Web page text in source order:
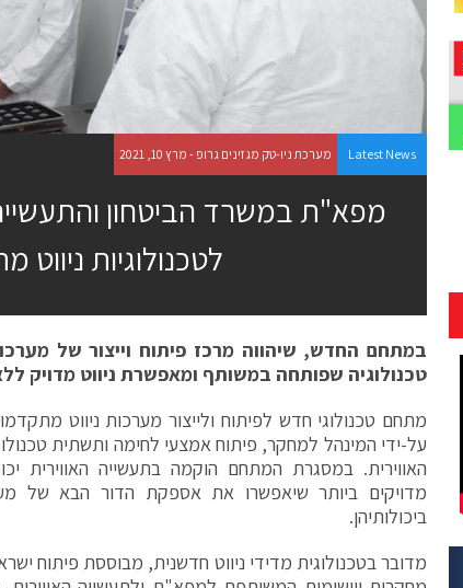
Latest News מערכת ניו-טק מגזינים גרופ - מרץ 10, 2021
מפא"ת במשרד הביטחון
לטכנולוגיות
במתחם החדש, שיהווה מרכז פיתוח וייצור של
טכנולוגיה שפותחה במשותף ומאפשרת ניווט מדויק
על-ידי המינהל למחקר, פיתוח אמצעי לחימה ותשתית
האווירית. במסגרת המתחם הוקמה בתעשייה האווירית
מדויקים ביותר שיאפשרו את אספקת הדור הבא של
ביכולותיהן.
מדובר בטכנולוגית מדידי ניווט חדשנית, מבוססת פיתוח